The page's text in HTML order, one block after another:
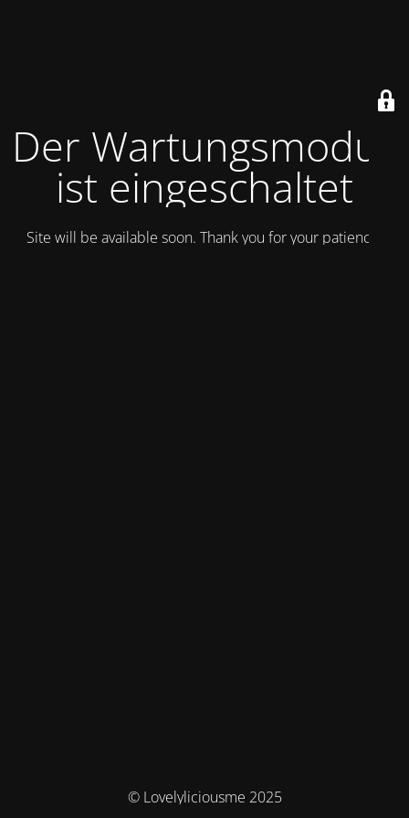
Der Wartungsmodus
ist eingeschaltet
Site will be available soon. Thank you for your patience!
© Lovelyliciousme 2025